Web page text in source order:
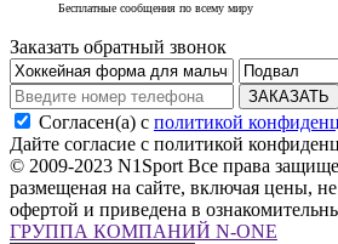
Бесплатные сообщения по всему миру
Заказать обратный звонок
ЗАКАЗАТЬ
Согласен(а) с политикой
Дайте согласие с политикой
© 2009-2023 N1Sport Все права
размещеная на сайте, включая цены,
офертой и приведена в
ГРУППА КОМПАНИЙ N-ONE